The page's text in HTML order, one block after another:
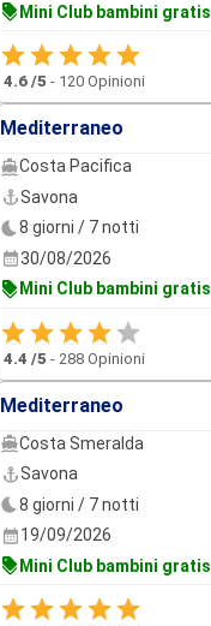
Mini Club bambini gratis
4.6 /5 - 120 Opinioni
Mediterraneo
Costa Pacifica
Savona
8 giorni / 7 notti
30/08/2026
Mini Club bambini gratis
4.4 /5 - 288 Opinioni
Mediterraneo
Costa Smeralda
Savona
8 giorni / 7 notti
19/09/2026
Mini Club bambini gratis